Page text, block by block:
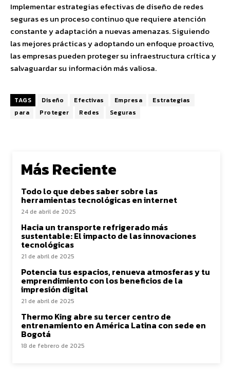
Implementar estrategias efectivas de diseño de redes
seguras es un proceso continuo que requiere atención
constante y adaptación a nuevas amenazas. Siguiendo
las mejores prácticas y adoptando un enfoque proactivo,
las empresas pueden proteger su infraestructura crítica y
salvaguardar su información más valiosa.
TAGS Diseño Efectivas Empresa
Estrategias
para
Proteger Redes Seguras
Más Reciente
Todo lo que debes saber sobre las
herramientas tecnológicas en internet
24 de abril de 2025
Hacia un transporte refrigerado más
sustentable: El impacto de las innovaciones
tecnológicas
21 de abril de 2025
Potencia tus espacios, renueva atmosferas y tu
emprendimiento con los beneficios de la
impresión digital
21 de abril de 2025
Thermo King abre su tercer centro de
entrenamiento en América Latina con sede en
Bogotá
18 de febrero de 2025